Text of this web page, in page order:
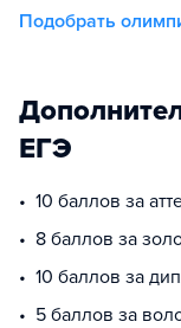
Подобрать
ЕГЭ
10 баллов за
8 баллов за
10 баллов за
5 баллов за